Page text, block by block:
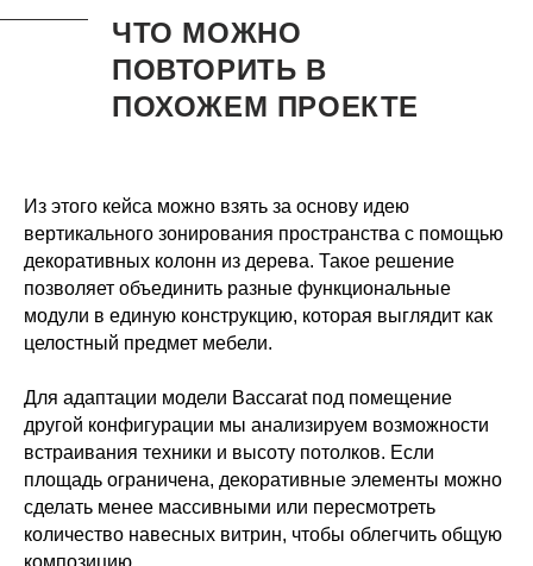
ЧТО МОЖНО
ПОВТОРИТЬ В
ПОХОЖЕМ ПРОЕКТЕ
Из этого кейса можно взять за основу идею
вертикального зонирования пространства с помощью
декоративных колонн из дерева. Такое решение
позволяет объединить разные функциональные
модули в единую конструкцию, которая выглядит как
целостный предмет мебели.
Для адаптации модели Baccarat под помещение
другой конфигурации мы анализируем возможности
встраивания техники и высоту потолков. Если
площадь ограничена, декоративные элементы можно
сделать менее массивными или пересмотреть
количество навесных витрин, чтобы облегчить общую
композицию.